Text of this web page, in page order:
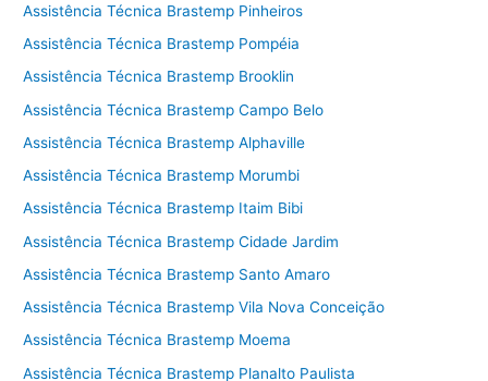
Assistência Técnica Brastemp Pinheiros
Assistência Técnica Brastemp Pompéia
Assistência Técnica Brastemp Brooklin
Assistência Técnica Brastemp Campo Belo
Assistência Técnica Brastemp Alphaville
Assistência Técnica Brastemp Morumbi
Assistência Técnica Brastemp Itaim Bibi
Assistência Técnica Brastemp Cidade Jardim
Assistência Técnica Brastemp Santo Amaro
Assistência Técnica Brastemp Vila Nova Conceição
Assistência Técnica Brastemp Moema
Assistência Técnica Brastemp Planalto Paulista